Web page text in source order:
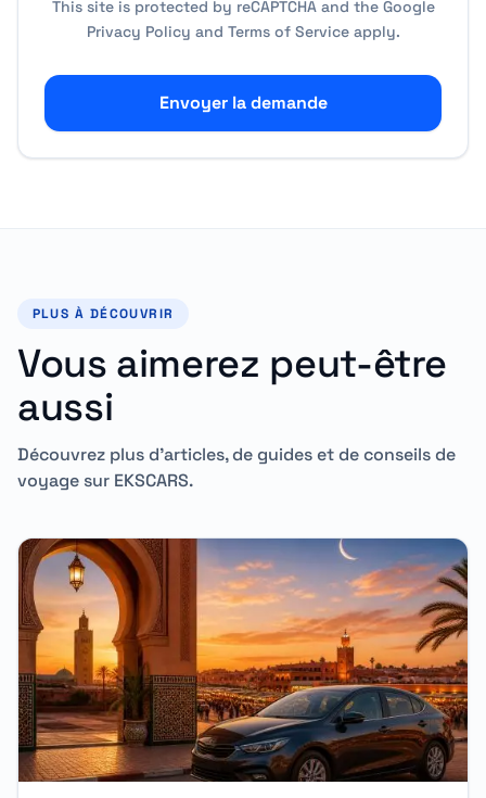
This site is protected by reCAPTCHA and the Google
Privacy Policy and Terms of Serviceapply.
Envoyer la demande
PLUS À DÉCOUVRIR
Vous aimerez peut-être
aussi
Découvrez plus d'articles, de guides et de conseils de
voyage sur EKSCARS.